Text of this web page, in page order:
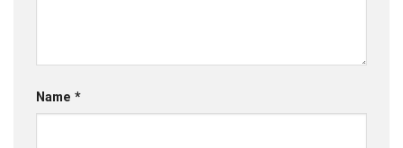
Name *